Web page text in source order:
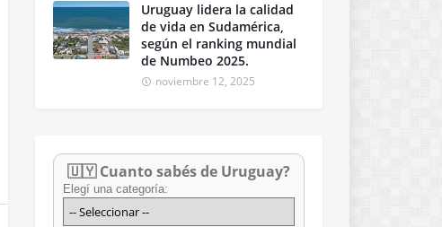
Uruguay lidera la calidad
de vida en Sudamérica,
según el ranking mundial
de Numbeo 2025.
noviembre 12, 2025
🇺🇾 Cuanto sabés de Uruguay?
Elegí una categoría: